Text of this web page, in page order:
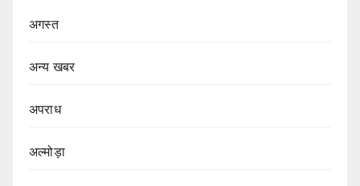
अगस्त
अन्य खबर
अपराध
अल्मोड़ा